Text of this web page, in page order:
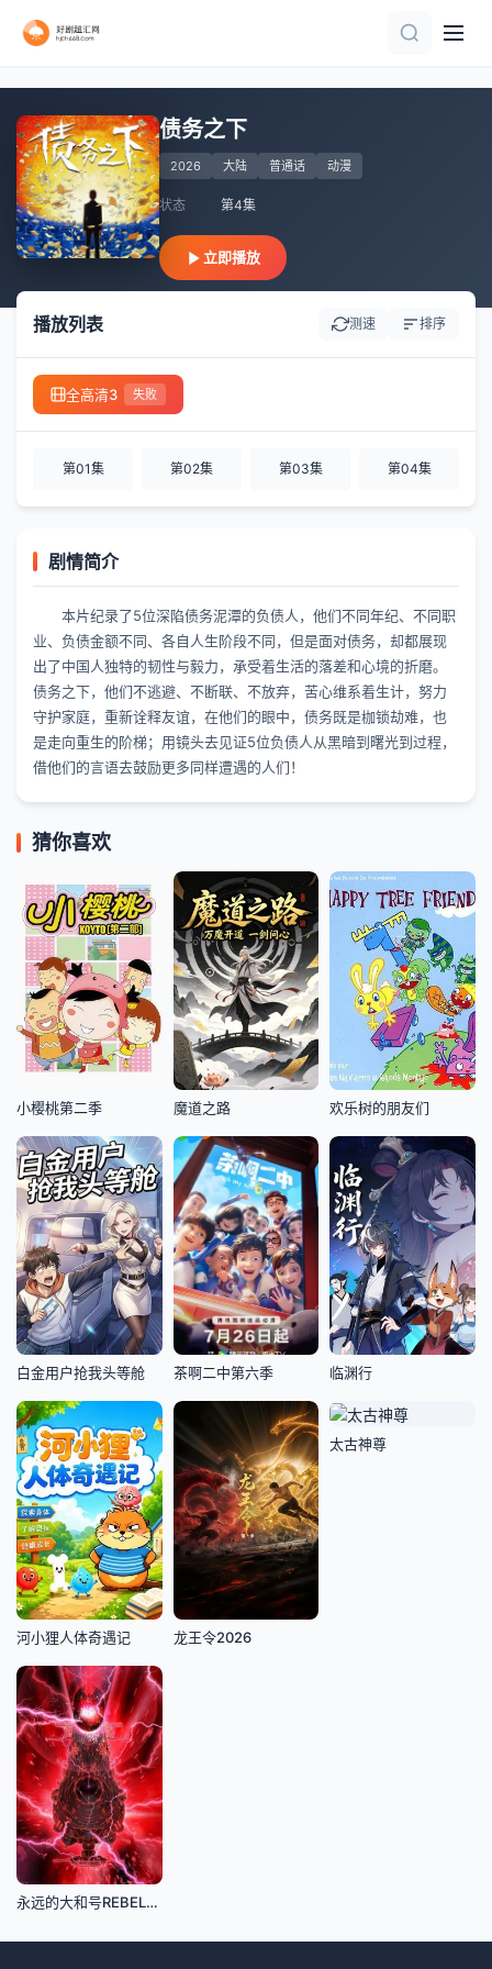
债务之下
2026 大陆 普通话 动漫
状态 第4集
立即播放
播放列表 测速 排序
全高清3 失败
第01集 第02集 第03集 第04集
剧情简介
本片纪录了5位深陷债务泥潭的负债人，他们不同年纪、不同职
业、负债金额不同、各自人生阶段不同，但是面对债务，却都展现
出了中国人独特的韧性与毅力，承受着生活的落差和心境的折磨。
债务之下，他们不逃避、不断联、不放弃，苦心维系着生计，努力
守护家庭，重新诠释友谊，在他们的眼中，债务既是枷锁劫难，也
是走向重生的阶梯；用镜头去见证5位负债人从黑暗到曙光到过程，
借他们的言语去鼓励更多同样遭遇的人们！
猜你喜欢
第7集
小樱桃第二季
第15集
魔道之路
更新至第39集
欢乐树的朋友们
第13集
白金用户抢我头等舱
更新至第4集
茶啊二中第六季
第18集
临渊行
第40集
河小狸人体奇遇记
第54集完结
龙王令2026
更新至第7集
太古神尊
已完结
永远的大和号REBEL3199第六章碧蓝迷宫